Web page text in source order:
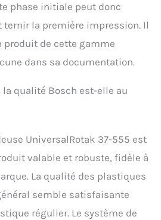
phase initiale peut donc
ternir la première impression. Il
produit de cette gamme
dans sa documentation.
qualité Bosch est-elle au
UniversalRotak 37-555 est
valable et robuste, fidèle à
La qualité des plastiques
semble satisfaisante
régulier. Le système de